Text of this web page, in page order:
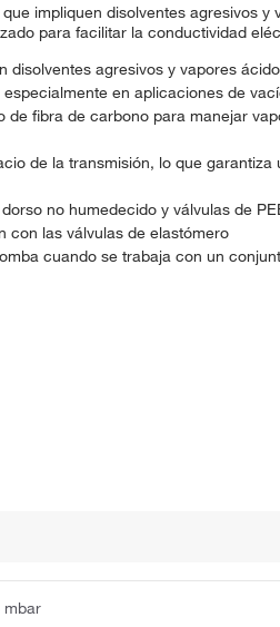
impliquen disolventes agresivos
para facilitar la conductividad
disolventes agresivos y vapores
en aplicaciones de
fibra de carbono para manejar
de la transmisión, lo que
no humedecido y válvulas de
con las válvulas de elastómero
cuando se trabaja con un
mbar